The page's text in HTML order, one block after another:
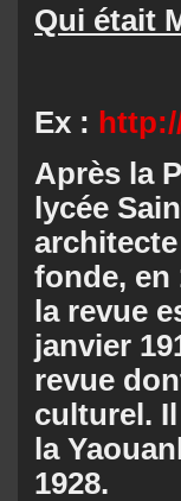
Qui était
Ex :
Après la
lycée
fonde, en
la revue
janvier
revue
culturel.
la
1928.